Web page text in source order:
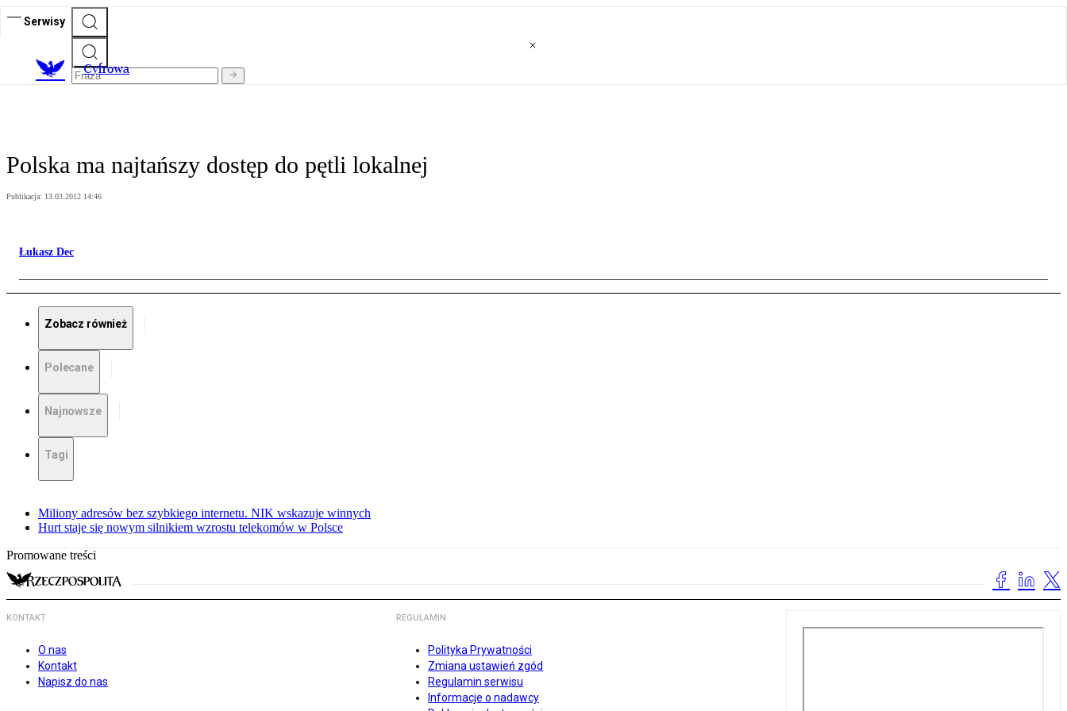
Serwisy
Cyfrowa
Polska ma najtańszy dostęp do pętli lokalnej
Publikacja: 13.03.2012 14:46
Łukasz Dec
Zobacz również
Polecane
Najnowsze
Tagi
Miliony adresów bez szybkiego internetu. NIK wskazuje winnych
Hurt staje się nowym silnikiem wzrostu telekomów w Polsce
Promowane treści
KONTAKT
O nas
Kontakt
Napisz do nas
REGULAMIN
Polityka Prywatności
Zmiana ustawień zgód
Regulamin serwisu
Informacje o nadawcy